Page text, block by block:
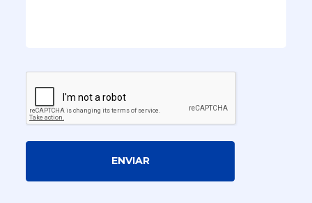
ENVIAR